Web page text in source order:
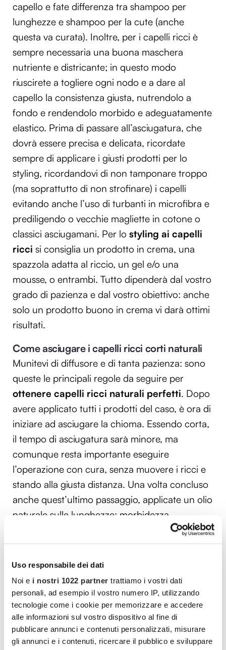
Uso responsabile dei dati
Noi e i nostri 1022 partner trattiamo i vostri dati
personali, ad esempio il vostro numero IP, utilizzando
tecnologie come i cookie per memorizzare e accedere
alle informazioni sul vostro dispositivo al fine di
pubblicare annunci e contenuti personalizzati, misurare
gli annunci e i contenuti, ricercare il pubblico e sviluppare
capello e fate differenza tra shampoo per
lunghezze e shampoo per la cute (anche
questa va curata). Inoltre, per i capelli ricci è
sempre necessaria una buona maschera
nutriente e districante; in questo modo
riuscirete a togliere ogni nodo e a dare al
capello la consistenza giusta, nutrendolo a
fondo e rendendolo morbido e adeguatamente
elastico. Prima di passare all’asciugatura, che
dovrà essere precisa e delicata, ricordate
sempre di applicare i giusti prodotti per lo
styling, ricordandovi di non tamponare troppo
(ma soprattutto di non strofinare) i capelli
evitando anche l’uso di turbanti in microfibra e
prediligendo o vecchie magliette in cotone o
classici asciugamani. Per lo styling ai capelli
ricci si consiglia un prodotto in crema, una
spazzola adatta al riccio, un gel e/o una
mousse, o entrambi. Tutto dipenderà dal vostro
grado di pazienza e dal vostro obiettivo: anche
solo un prodotto buono in crema vi darà ottimi
risultati.
Come asciugare i capelli ricci corti naturali
Munitevi di diffusore e di tanta pazienza: sono
queste le principali regole da seguire per
ottenere capelli ricci naturali perfetti. Dopo
avere applicato tutti i prodotti del caso, è ora di
iniziare ad asciugare la chioma. Essendo corta,
il tempo di asciugatura sarà minore, ma
comunque resta importante eseguire
l’operazione con cura, senza muovere i ricci e
stando alla giusta distanza. Una volta concluso
anche quest’ultimo passaggio, applicate un olio
naturale sulle lunghezze: morbidezza,
lucentezza, ricci naturali e bellezza. Il vostro
taglio riccio corto non vede l’ora di essere
sfoggiato!
Vuoi commentare l’articolo? Iscriviti
alla community e partecipa alla
discussione.